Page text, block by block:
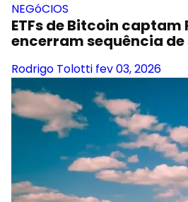
NEGóCIOS
ETFs de Bitcoin captam
encerram sequência
Rodrigo Tolotti fev 03, 2026